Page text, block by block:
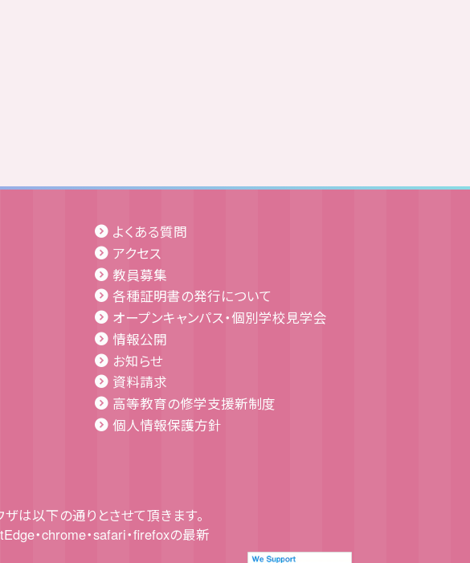
よくある質問
アクセス
教員募集
各種証明書の発行について
オープンキャンパス・個別学校見学会
情報公開
お知らせ
資料請求
高等教育の修学支援新制度
個人情報保護方針
は以下の通りとさせて頂きます。
・chrome・safari・firefoxの最新